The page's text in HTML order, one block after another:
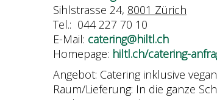
Sihlstrasse 24, 8001 Zürich
Tel.: 044 227 70 10
E-Mail: catering@hiltl.ch
Homepage: hiltl.ch/catering-
Angebot: Catering inklusive
Raum/Lieferung: In die ganze